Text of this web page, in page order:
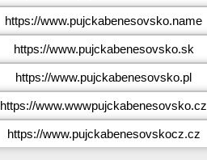
https://www.pujckabenesovsko.name
https://www.pujckabenesovsko.sk
https://www.pujckabenesovsko.pl
https://www.wwwpujckabenesovsko.cz
https://www.pujckabenesovskocz.cz